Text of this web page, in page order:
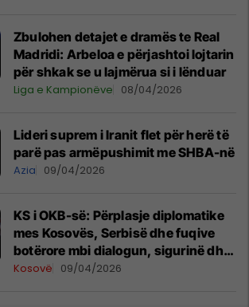
Zbulohen detajet e dramës te Real
Madridi: Arbeloa e përjashtoi lojtarin
për shkak se u lajmërua si i lënduar
Liga e Kampionëve 08/04/2026
Lideri suprem i Iranit flet për herë të
parë pas armëpushimit me SHBA-në
Azia 09/04/2026
KS i OKB-së: Përplasje diplomatike
mes Kosovës, Serbisë dhe fuqive
botërore mbi dialogun, sigurinë dhe
UNMIK-un
Kosovë 09/04/2026